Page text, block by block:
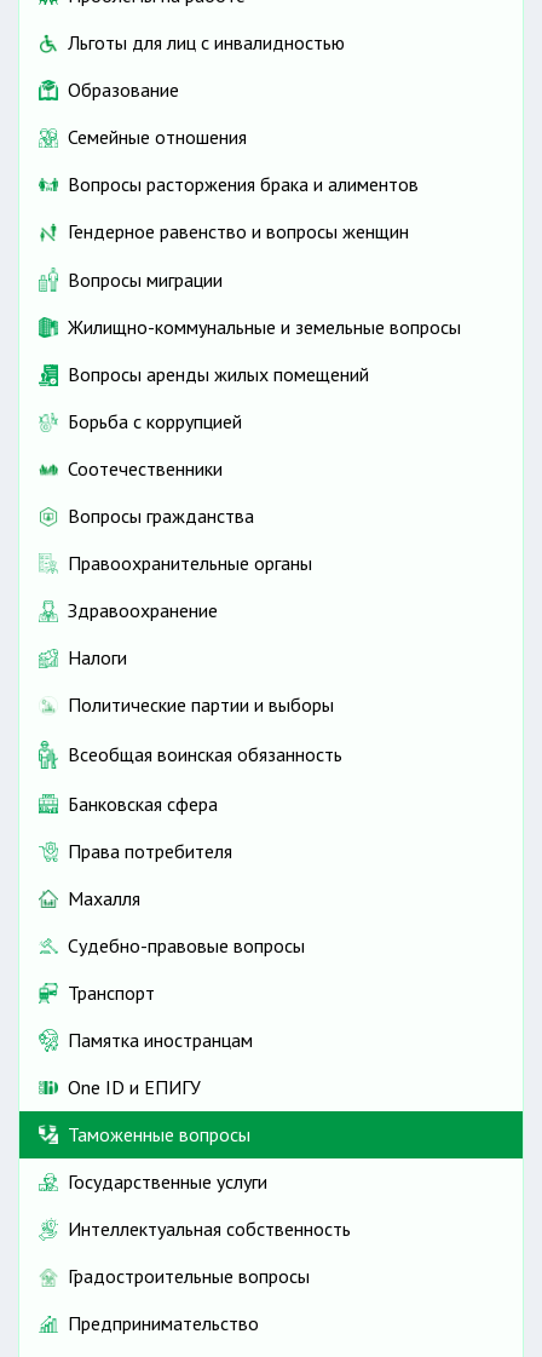
Льготы для лиц с инвалидностью
Образование
Семейные отношения
Вопросы расторжения брака и алиментов
Гендерное равенство и вопросы женщин
Вопросы миграции
Жилищно-коммунальные и земельные вопросы
Вопросы аренды жилых помещений
Борьба с коррупцией
Соотечественники
Вопросы гражданства
Правоохранительные органы
Здравоохранение
Налоги
Политические партии и выборы
Всеобщая воинская обязанность
Банковская сфера
Права потребителя
Махалля
Судебно-правовые вопросы
Транспорт
Памятка иностранцам
One ID и ЕПИГУ
Таможенные вопросы
Государственные услуги
Интеллектуальная собственность
Градостроительные вопросы
Предпринимательство